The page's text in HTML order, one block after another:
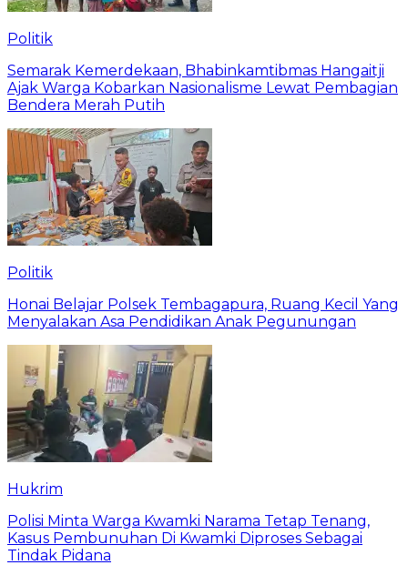
Politik
Semarak Kemerdekaan, Bhabinkamtibmas Hangaitji
Ajak Warga Kobarkan Nasionalisme Lewat Pembagian
Bendera Merah Putih
Politik
Honai Belajar Polsek Tembagapura, Ruang Kecil Yang
Menyalakan Asa Pendidikan Anak Pegunungan
Hukrim
Polisi Minta Warga Kwamki Narama Tetap Tenang,
Kasus Pembunuhan Di Kwamki Diproses Sebagai
Tindak Pidana